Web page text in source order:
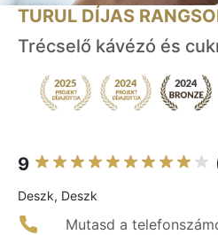
TURUL DÍJAS
Trécselő kávézó és
9
Deszk, Deszk
Mutasd a